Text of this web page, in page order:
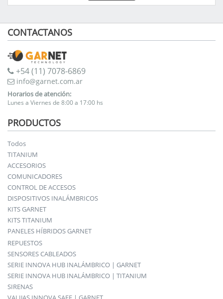
CONTACTANOS
+54 (11) 7078-6869
info@garnet.com.ar
Horarios de atención:
Lunes a Viernes de 8:00 a 17:00 hs
PRODUCTOS
Todos
TITANIUM
ACCESORIOS
COMUNICADORES
CONTROL DE ACCESOS
DISPOSITIVOS INALÁMBRICOS
KITS GARNET
KITS TITANIUM
PANELES HÍBRIDOS GARNET
REPUESTOS
SENSORES CABLEADOS
SERIE INNOVA HUB INALÁMBRICO | GARNET
SERIE INNOVA HUB INALÁMBRICO | TITANIUM
SIRENAS